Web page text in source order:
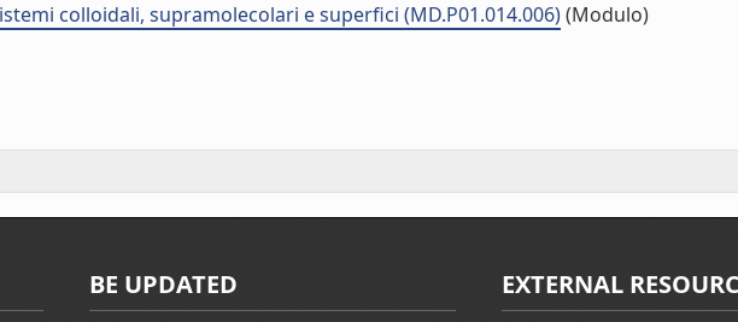
colloidali, supramolecolari e superfici (MD.P01.014.006)(Modulo)
BE UPDATED EXTERNAL